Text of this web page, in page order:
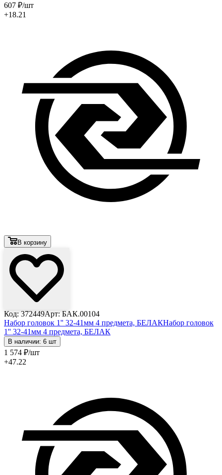
607 ₽/шт
+18.21
В корзину
Код: 372449Арт: БАК.00104
Набор головок 1'' 32-41мм 4 предмета, БЕЛАКНабор головок
1'' 32-41мм 4 предмета, БЕЛАК
В наличии: 6 шт
1 574 ₽/шт
+47.22